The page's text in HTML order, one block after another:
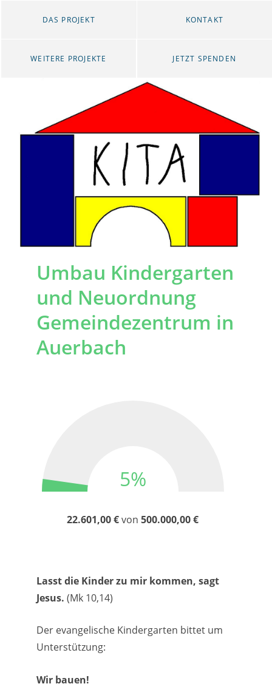
DAS PROJEKT KONTAKT
WEITERE PROJEKTE JETZT SPENDEN
Umbau Kindergarten
und Neuordnung
Gemeindezentrum in
Auerbach
5%
22.601,00 €von500.000,00 €
Lasst die Kinder zu mir kommen, sagt
Jesus. (Mk 10,14)
Der evangelische Kindergarten bittet um
Unterstützung:
Wir bauen!